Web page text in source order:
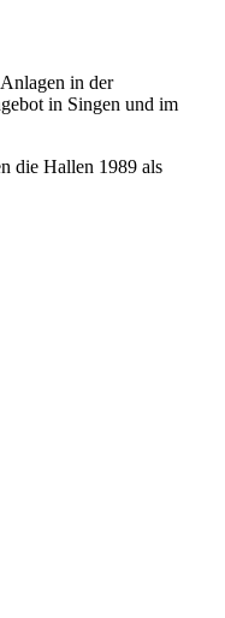
in der
in Singen und im
die Hallen 1989 als